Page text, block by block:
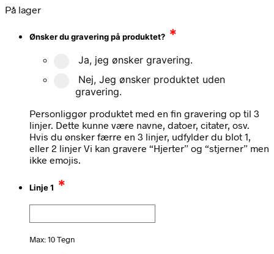
På lager
Ønsker du gravering på produktet? *
Ja, jeg ønsker gravering.
Nej, Jeg ønsker produktet uden
gravering.
Personliggør produktet med en fin gravering op til 3
linjer. Dette kunne være navne, datoer, citater, osv.
Hvis du ønsker færre en 3 linjer, udfylder du blot 1,
eller 2 linjer Vi kan gravere “Hjerter” og “stjerner” men
ikke emojis.
Linje 1 *
Max: 10 Tegn